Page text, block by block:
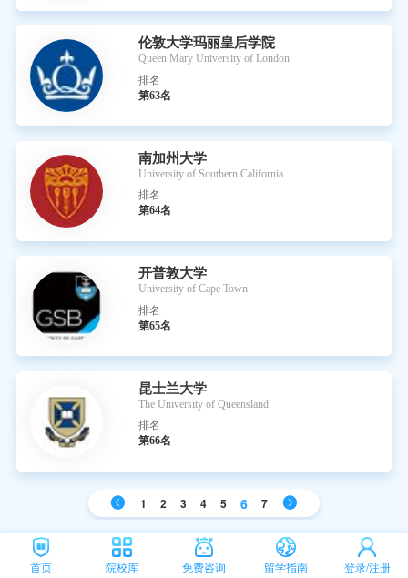
伦敦大学玛丽皇后学院
Queen Mary University of London
排名
第63名
南加州大学
University of Southern California
排名
第64名
开普敦大学
University of Cape Town
排名
第65名
昆士兰大学
The University of Queensland
排名
第66名
1 2 3 4 5 6 7
首页 院校库 免费咨询 留学指南 登录/注册